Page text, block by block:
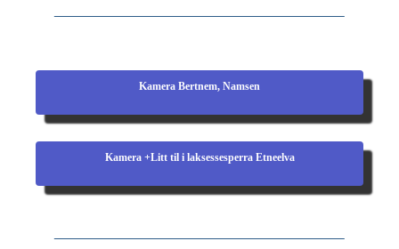
Kamera Bertnem, Namsen
Kamera +Litt til i laksessesperra Etneelva